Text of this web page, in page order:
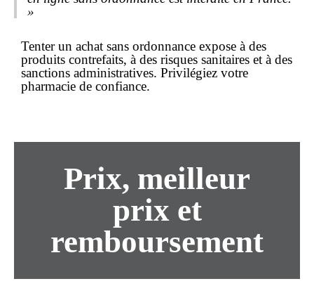
»
Tenter un achat sans ordonnance expose à des
produits contrefaits, à des risques sanitaires et à des
sanctions administratives. Privilégiez votre
pharmacie de confiance.
Prix, meilleur
prix et
remboursement